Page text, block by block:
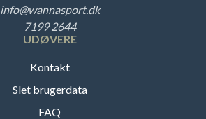
info@wannasport.dk
7199 2644
UDØVERE
Kontakt
Slet brugerdata
FAQ